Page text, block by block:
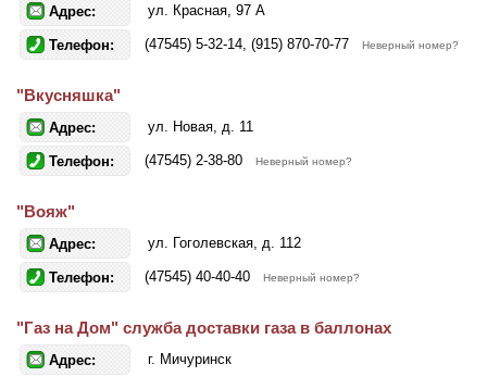
Адрес: ул. Красная, 97 А
Телефон: (47545) 5-32-14, (915) 870-70-77 Неверный номер?
"Вкусняшка"
Адрес: ул. Новая, д. 11
Телефон: (47545) 2-38-80 Неверный номер?
"Вояж"
Адрес: ул. Гоголевская, д. 112
Телефон: (47545) 40-40-40 Неверный номер?
"Газ на Дом" служба доставки газа в баллонах
Адрес: г. Мичуринск